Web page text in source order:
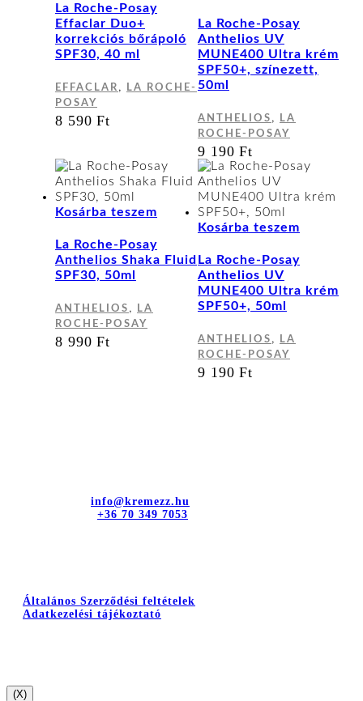
több
variációja
változatok
termékoldalon
választhatók
La Roche-Posay
Effaclar Duo+
korrekciós bőrápoló
SPF30, 40 ml
EFFACLAR ,
LA ROCHE-
POSAY
8 590Ft
La Roche-Posay
Anthelios UV
MUNE400 Ultra krém
SPF50+, színezett,
50ml
ANTHELIOS ,
LA
ROCHE-POSAY
9 190Ft
Kosárba teszem
La Roche-Posay
Anthelios Shaka Fluid
SPF30, 50ml
ANTHELIOS ,
LA
ROCHE-POSAY
8 990Ft
Kosárba teszem
La Roche-Posay
Anthelios UV
MUNE400 Ultra krém
SPF50+, 50ml
ANTHELIOS ,
LA
ROCHE-POSAY
9 190Ft
info@kremezz.hu
+36 70 349 7053
Általános Szerződési feltételek
Adatkezelési tájékoztató
(X)